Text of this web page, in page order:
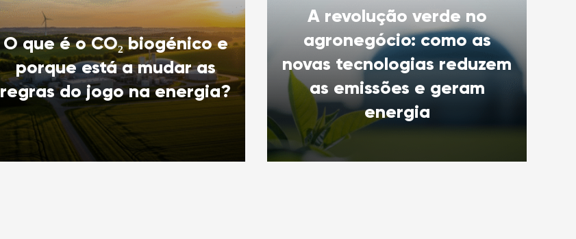
O que é o CO₂ biogénico e
porque está a mudar as
regras do jogo na energia?
A revolução verde no
agronegócio: como as
novas tecnologias reduzem
as emissões e geram
energia